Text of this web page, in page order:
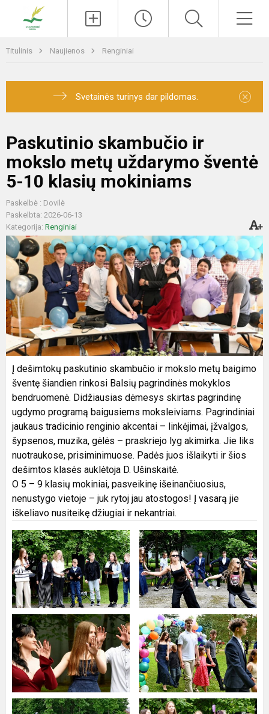
Titulinis Naujienos Renginiai
Svetainės turinys dar pildomas. ×
Paskutinio skambučio ir
mokslo metų uždarymo šventė
5-10 klasių mokiniams
Paskelbė : Dovilė
Paskelbta: 2026-06-13
Kategorija: Renginiai
Į dešimtokų paskutinio skambučio ir mokslo metų baigimo
šventę šiandien rinkosi Balsių pagrindinės mokyklos
bendruomenė. Didžiausias dėmesys skirtas pagrindinę
ugdymo programą baigusiems moksleiviams. Pagrindiniai
jaukaus tradicinio renginio akcentai – linkėjimai, įžvalgos,
šypsenos, muzika, gėlės – praskriejo lyg akimirka. Jie liks
nuotraukose, prisiminimuose. Padės juos išlaikyti ir šios
dešimtos klasės auklėtoja D. Ušinskaitė.
O 5 – 9 klasių mokiniai, pasveikinę išeinančiuosius,
nenustygo vietoje – juk rytoj jau atostogos! Į vasarą jie
iškeliavo nusiteikę džiugiai ir nekantriai.